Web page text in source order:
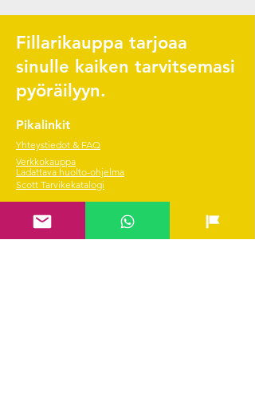
Fillarikauppa tarjoaa
sinulle kaiken tarvitsemasi
pyöräilyyn.
Pikalinkit
Yhteystiedot & FAQ
Verkkokauppa
Ladattava huolto-ohjelma
Scott Tarvikekatalogi
Edustetut merkit
Hae SVEA rahoitus